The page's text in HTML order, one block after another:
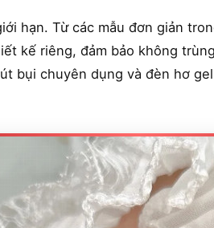
hạn. Từ các mẫu đơn giản
kế riêng, đảm bảo không
bụi chuyên dụng và đèn hơ